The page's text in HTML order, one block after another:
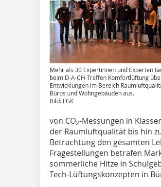
Mehr als 30 Expertinnen und Experten
beim D-A-CH-Treffen Komfortlüftung
Entwicklungen im Bereich
Büros und Wohngebäuden aus.
Bild: FGK
von CO2-Messungen in
der Raumluftqualität bis hin
Betrachtung den gesamten
Fragestellungen betrafen
sommerliche Hitze in
Tech-Lüftungskonzepten in